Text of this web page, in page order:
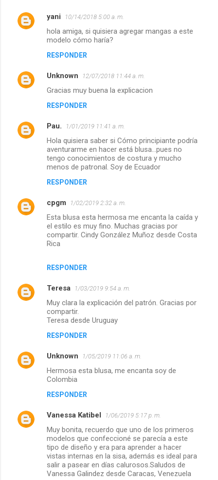
C
n
i
yani 10/14/2018 5:00 a. m.
hola amiga, si quisiera agregar mangas a este
modelo cómo haría?
RESPONDER
Unknown 12/07/2018 11:44 a. m.
Gracias muy buena la explicacion
RESPONDER
Pau. 1/01/2019 11:41 a. m.
Hola quisiera saber si Cómo principiante podría
aventurarme en hacer está blusa...pues no
tengo conocimientos de costura y mucho
menos de patronal. Soy de Ecuador
RESPONDER
cpgm 1/02/2019 2:32 a. m.
Esta blusa esta hermosa me encanta la caída y
el estilo es muy fino. Muchas gracias por
compartir. Cindy González Muñoz desde Costa
Rica
RESPONDER
Teresa 1/03/2019 9:54 a. m.
Muy clara la explicación del patrón. Gracias por
compartir.
Teresa desde Uruguay
RESPONDER
Unknown 1/05/2019 11:06 a. m.
Hermosa esta blusa, me encanta soy de
Colombia
RESPONDER
Vanessa Katibel 1/06/2019 5:17 p. m.
Muy bonita, recuerdo que uno de los primeros
modelos que confeccioné se parecía a este
tipo de diseño y era para aprender a hacer
vistas internas en la sisa, además es ideal para
salir a pasear en días calurosos.Saludos de
Vanessa Galindez desde Caracas, Venezuela